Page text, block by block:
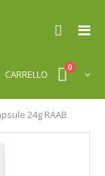
CARRELLO
0
24g RAAB